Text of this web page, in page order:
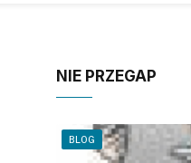
NIE PRZEGAP
BLOG